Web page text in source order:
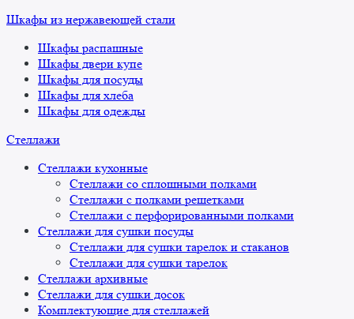
Шкафы из нержавеющей стали
Шкафы распашные
Шкафы двери купе
Шкафы для посуды
Шкафы для хлеба
Шкафы для одежды
Стеллажи
Стеллажи кухонные
Стеллажи со сплошными полками
Стеллажи с полками решетками
Стеллажи с перфорированными полками
Стеллажи для сушки посуды
Стеллажи для сушки тарелок и стаканов
Стеллажи для сушки тарелок
Стеллажи архивные
Стеллажи для сушки досок
Комплектующие для стеллажей